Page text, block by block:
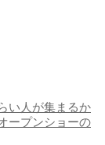
い人が集まるか
ープンショーの